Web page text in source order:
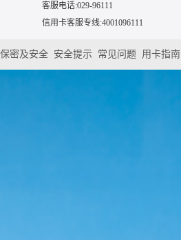
客服电话:029-96111
信用卡客服专线:4001096111
保密及安全 安全提示 常见问题 用卡指南